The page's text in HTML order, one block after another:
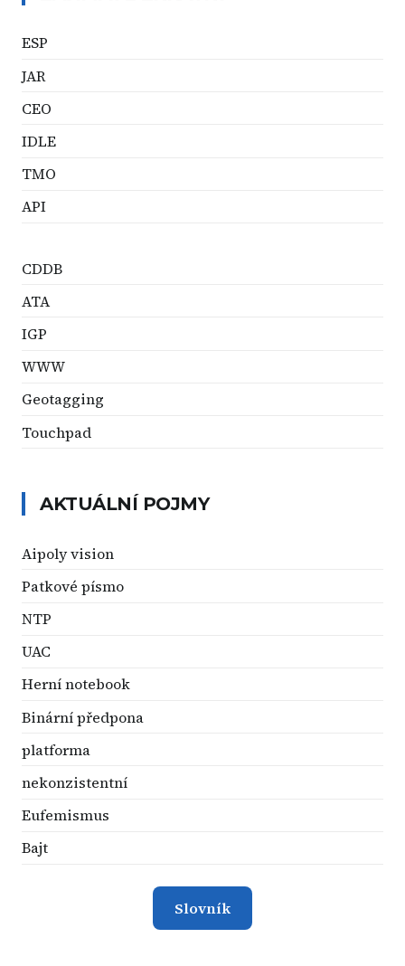
ESP
JAR
CEO
IDLE
TMO
API
CDDB
ATA
IGP
WWW
Geotagging
Touchpad
AKTUÁLNÍ POJMY
Aipoly vision
Patkové písmo
NTP
UAC
Herní notebook
Binární předpona
platforma
nekonzistentní
Eufemismus
Bajt
Slovník